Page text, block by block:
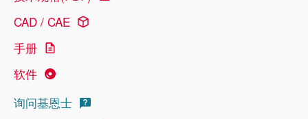
CAD / CAE
手册
软件
询问基恩士